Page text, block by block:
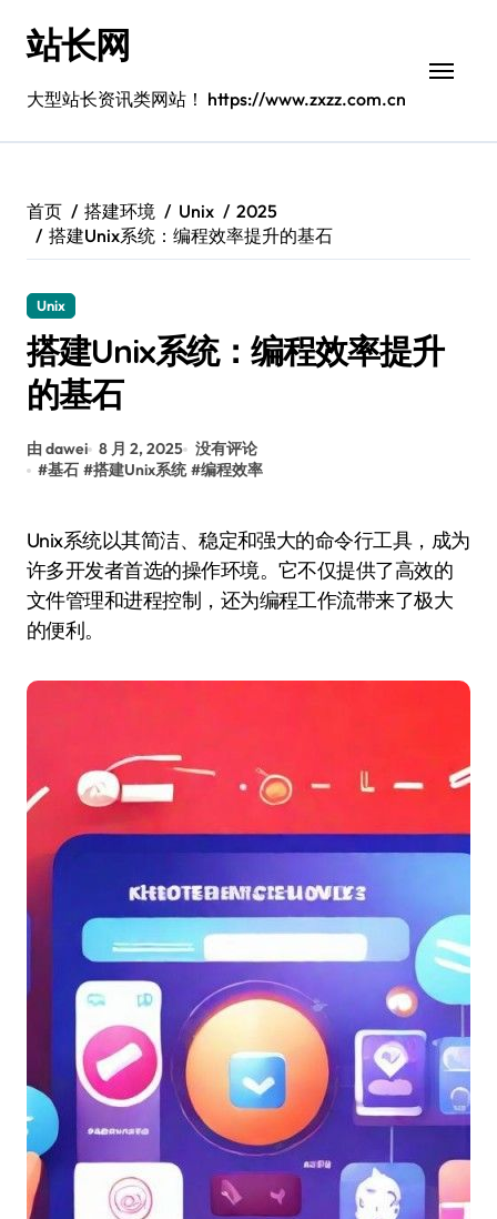
站长网
大型站长资讯类网站！ https://www.zxzz.com.cn
首页 搭建环境 Unix
2025
搭建Unix系统：编程效率提升的基石
Unix
搭建Unix系统：编程效率提升
的基石
由 dawei 8 月 2, 2025 没有评论
#基石 #搭建Unix系统 #编程效率
Unix系统以其简洁、稳定和强大的命令行工具，成为
许多开发者首选的操作环境。它不仅提供了高效的
文件管理和进程控制，还为编程工作流带来了极大
的便利。